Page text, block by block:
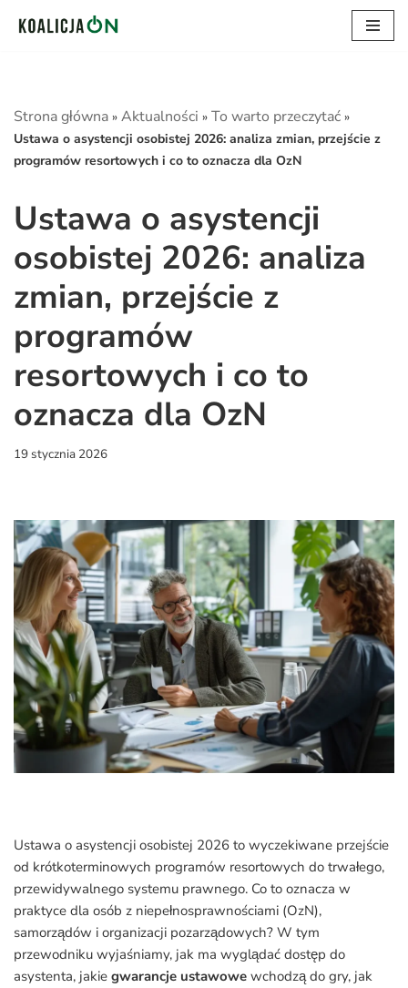
Strona główna » Aktualności » To warto przeczytać »
Ustawa o asystencji osobistej 2026: analiza zmian, przejście z
programów resortowych i co to oznacza dla OzN
Ustawa o asystencji
osobistej 2026: analiza
zmian, przejście z
programów
resortowych i co to
oznacza dla OzN
19 stycznia 2026
Ustawa o asystencji osobistej 2026 to wyczekiwane przejście
od krótkoterminowych programów resortowych do trwałego,
przewidywalnego systemu prawnego. Co to oznacza w
praktyce dla osób z niepełnosprawnościami (OzN),
samorządów i organizacji pozarządowych? W tym
przewodniku wyjaśniamy, jak ma wyglądać dostęp do
asystenta, jakie gwarancje ustawowe wchodzą do gry, jak